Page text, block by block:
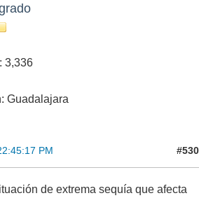
3,336
Guadalajara
PM #530
de extrema sequía que afecta